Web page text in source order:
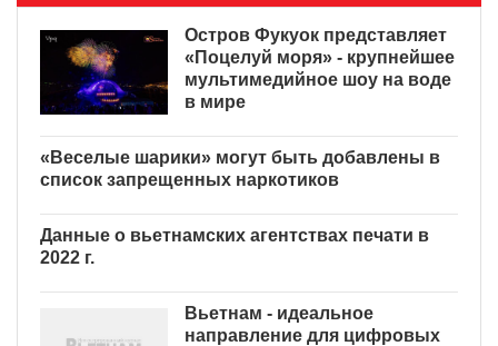
Остров Фукуок представляет
«Поцелуй моря» - крупнейшее
мультимедийное шоу на воде
в мире
«Веселые шарики» могут
быть добавлены в список
агентствах печати в 2022 г.